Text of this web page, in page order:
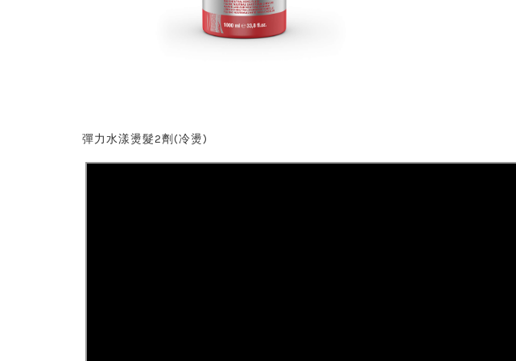
彈力水漾燙髮2劑(冷燙)